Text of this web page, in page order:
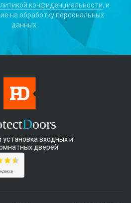
конфиденциальности, и
на обработку персональных
данных.
Doors
установка входных и
дверей